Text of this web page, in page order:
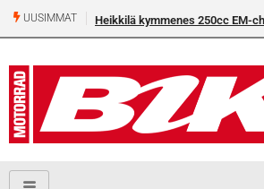
UUSIMMAT Heikkilä kymmenes 250cc EM-